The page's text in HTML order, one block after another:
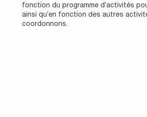
fonction du programme d’activités
ainsi qu’en fonction des autres
coordonnons.